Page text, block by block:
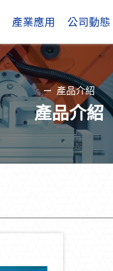
產業應用 公司動態
產品介紹
產品介紹